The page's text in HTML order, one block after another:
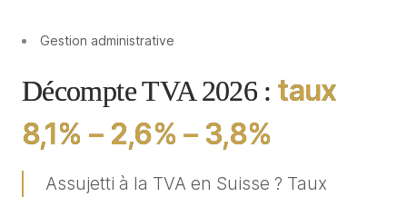
Gestion administrative
Décompte TVA 2026 :taux
8,1% – 2,6% – 3,8%
Assujetti à la TVA en Suisse ? Taux